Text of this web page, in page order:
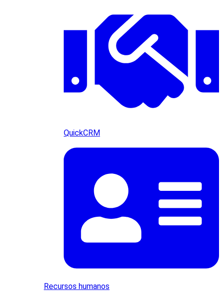
QuickCRM
Recursos humanos